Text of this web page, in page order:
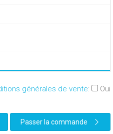
générales de vente: Oui
Passer la commande